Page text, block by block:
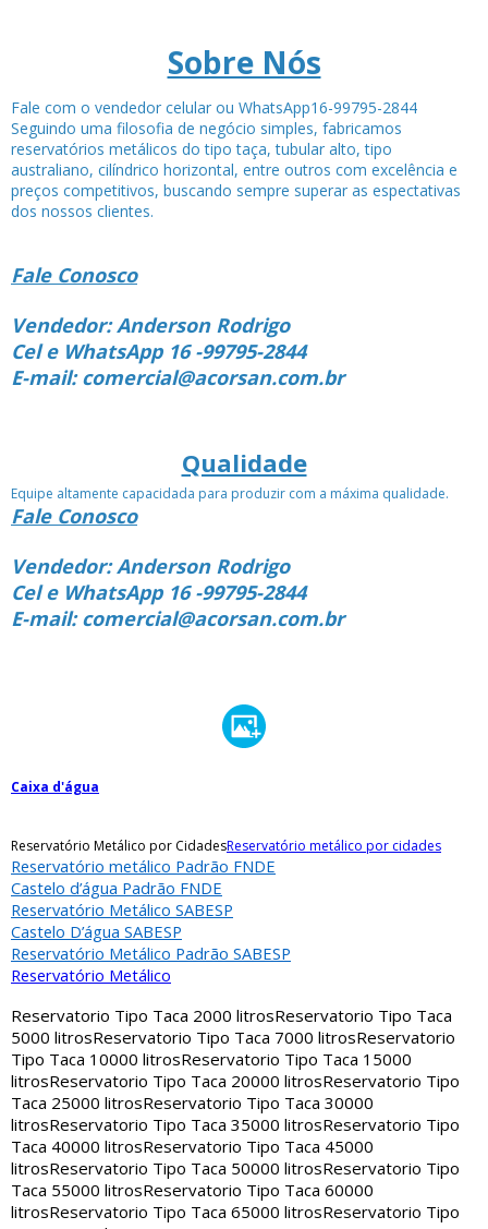
Sobre Nós
Fale com o vendedor celular ou WhatsApp16-99795-2844
Seguindo uma filosofia de negócio simples, fabricamos
reservatórios metálicos do tipo taça, tubular alto, tipo
australiano, cilíndrico horizontal, entre outros com excelência e
preços competitivos, buscando sempre superar as espectativas
dos nossos clientes.
Fale Conosco
Vendedor: Anderson Rodrigo
Cel e WhatsApp 16 -99795-2844
E-mail: comercial@acorsan.com.br
Qualidade
Equipe altamente capacidada para produzir com a máxima qualidade.
Fale Conosco
Vendedor: Anderson Rodrigo
Cel e WhatsApp 16 -99795-2844
E-mail: comercial@acorsan.com.br
Caixa d'água
Reservatório Metálico por CidadesReservatório metálico por cidades
Reservatório metálico Padrão FNDE
Castelo d’água Padrão FNDE
Reservatório Metálico SABESP
Castelo D’água SABESP
Reservatório Metálico Padrão SABESP
Reservatório Metálico
Reservatorio Tipo Taca 2000 litrosReservatorio Tipo Taca
5000 litrosReservatorio Tipo Taca 7000 litrosReservatorio
Tipo Taca 10000 litrosReservatorio Tipo Taca 15000
litrosReservatorio Tipo Taca 20000 litrosReservatorio Tipo
Taca 25000 litrosReservatorio Tipo Taca 30000
litrosReservatorio Tipo Taca 35000 litrosReservatorio Tipo
Taca 40000 litrosReservatorio Tipo Taca 45000
litrosReservatorio Tipo Taca 50000 litrosReservatorio Tipo
Taca 55000 litrosReservatorio Tipo Taca 60000
litrosReservatorio Tipo Taca 65000 litrosReservatorio Tipo